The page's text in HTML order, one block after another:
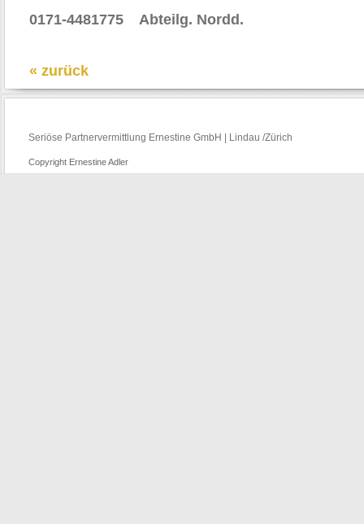
0171-4481775 Abteilg. Nordd.
« zurück
Seriöse Partnervermittlung Ernestine GmbH | Lindau /Zürich
Copyright Ernestine Adler